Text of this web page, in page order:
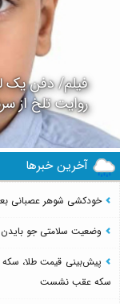
روایت تلخ از
آخرین خبرها
خودکشی شوهر عصبانی بعد از قتل ۳
وضعیت سلامتی جو
سکه عقب نشست